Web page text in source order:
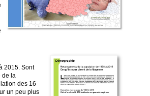
2015. Sont
de la
des 16
un peu plus